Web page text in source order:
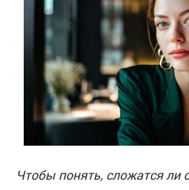
Чтобы понять, сложатся